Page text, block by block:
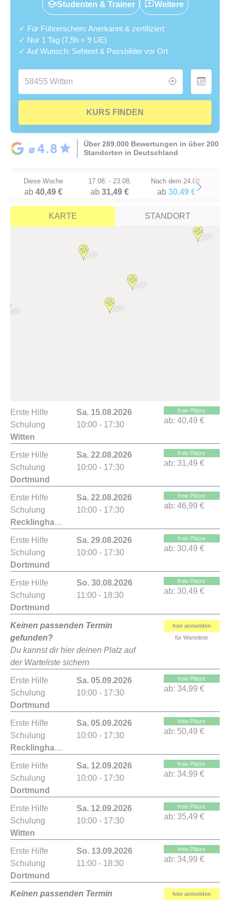
Studenten & Trainer Weitere
✓ Für Führerschein: Anerkannt & zertifiziert
✓ Nur 1 Tag (7,5h = 9 UE)
✓ Auf Wunsch: Sehtest & Passbilder vor Ort
KURS FINDEN
Über 289.000 Bewertungen in über 200
Standorten in Deutschland
Diese Woche
ab40,49 €
17.08. - 23.08.
ab31,49 €
Nach dem 24.08.
ab 30,49 €Next
KARTE STANDORT
Erste Hilfe
Schulung
Witten
Sa. 15.08.2026
10:00 - 17:30
freie Plätze
ab: 40,49 €
Erste Hilfe
Schulung
Dortmund
Sa. 22.08.2026
10:00 - 17:30
freie Plätze
ab: 31,49 €
Erste Hilfe
Schulung
Recklinghausen
Sa. 22.08.2026
10:00 - 17:30
freie Plätze
ab: 46,99 €
Erste Hilfe
Schulung
Dortmund
Sa. 29.08.2026
10:00 - 17:30
freie Plätze
ab: 30,49 €
Erste Hilfe
Schulung
Dortmund
So. 30.08.2026
11:00 - 18:30
freie Plätze
ab: 30,49 €
Keinen passenden Termin
gefunden?
Du kannst dir hier deinen Platz auf
der Warteliste sichern
hier anmelden
für Warteliste
Erste Hilfe
Schulung
Dortmund
Sa. 05.09.2026
10:00 - 17:30
freie Plätze
ab: 34,99 €
Erste Hilfe
Schulung
Recklinghausen
Sa. 05.09.2026
10:00 - 17:30
freie Plätze
ab: 50,49 €
Erste Hilfe
Schulung
Dortmund
Sa. 12.09.2026
10:00 - 17:30
freie Plätze
ab: 34,99 €
Erste Hilfe
Schulung
Witten
Sa. 12.09.2026
10:00 - 17:30
freie Plätze
ab: 35,49 €
Erste Hilfe
Schulung
Dortmund
So. 13.09.2026
11:00 - 18:30
freie Plätze
ab: 34,99 €
Keinen passenden Termin
hier anmelden